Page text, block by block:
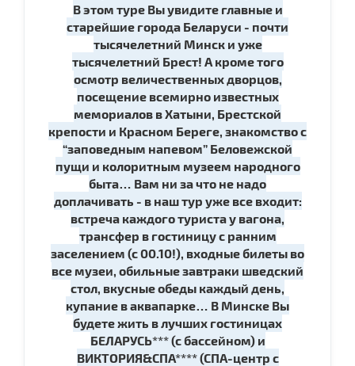
В этом туре Вы увидите главные и
старейшие города Беларуси - почти
тысячелетний Минск и уже
тысячелетний Брест! А кроме того
осмотр величественных дворцов,
посещение всемирно известных
мемориалов в Хатыни, Брестской
крепости и Красном Береге, знакомство с
“заповедным напевом” Беловежской
пущи и колоритным музеем народного
быта… Вам ни за что не надо
доплачивать - в наш тур уже все входит:
встреча каждого туриста у вагона,
трансфер в гостиницу с ранним
заселением (с 00.10!), входные билеты во
все музеи, обильные завтраки шведский
стол, вкусные обеды каждый день,
купание в аквапарке… В Минске Вы
будете жить в лучших гостиницах
БЕЛАРУСЬ*** (с бассейном) и
ВИКТОРИЯ&СПА**** (СПА-центр с